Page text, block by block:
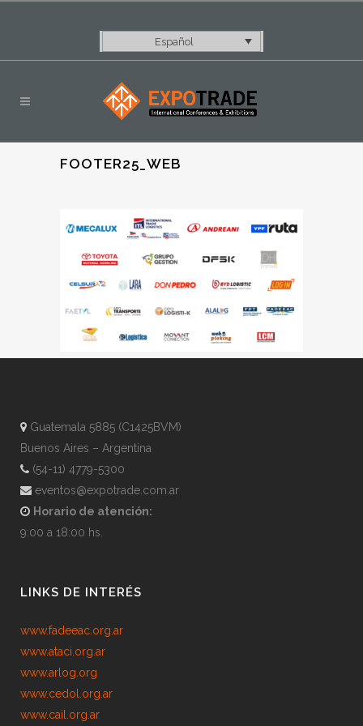
Español
FOOTER25_WEB
Guatemala 5885 (C1425BVM)
Buenos Aires – Argentina
(54-11) 4779-5300
eventos@expotrade.com.ar
Horario de atención:
9:00 a 18:00 hs.
LINKS DE INTERÉS
www.fadeeac.org.ar
www.ataci.org.ar
www.arlog.org
www.cedol.org.ar
www.cail.org.ar